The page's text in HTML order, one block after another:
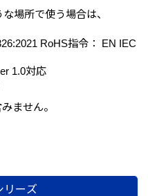
場所で使う場合は、
RoHS指令： EN IEC
1.0対応
ません。
リーズ